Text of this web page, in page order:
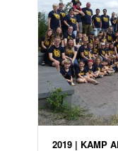
2019 | KAMP